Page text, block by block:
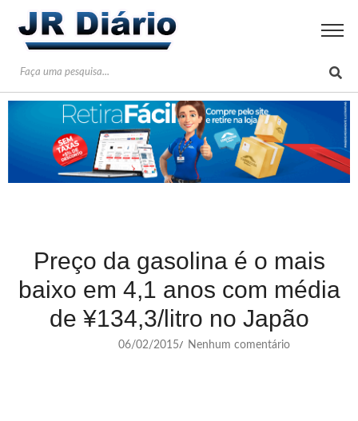
Preço da gasolina é o mais
baixo em 4,1 anos com média
de ¥134,3/litro no Japão
06/02/2015/ Nenhum comentário